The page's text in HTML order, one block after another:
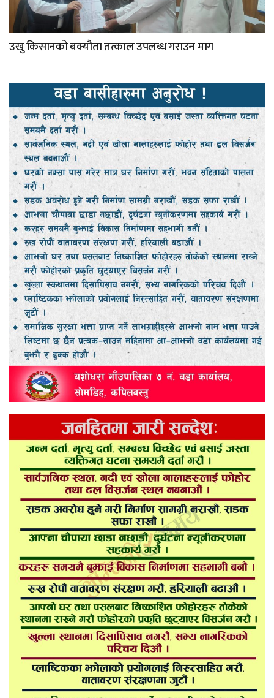
उखु किसानको बक्यौता तत्काल उपलब्ध गराउन माग